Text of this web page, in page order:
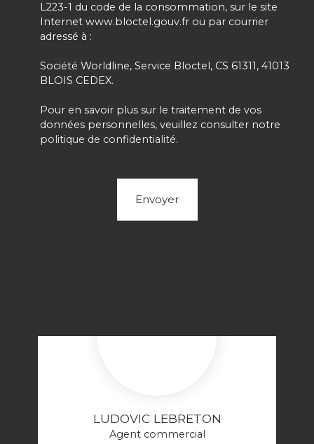
L223-1 du code de la consommation, sur le site
Internet www.bloctel.gouv.fr ou par courrier
adressé à :
Société Worldline, Service Bloctel, CS 61311, 41013
BLOIS CEDEX.
Pour en savoir plus sur le traitement de vos
données personnelles, veuillez consulter notre
politique de confidentialité.
Envoyer
LUDOVIC LEBRETON
Agent commercial